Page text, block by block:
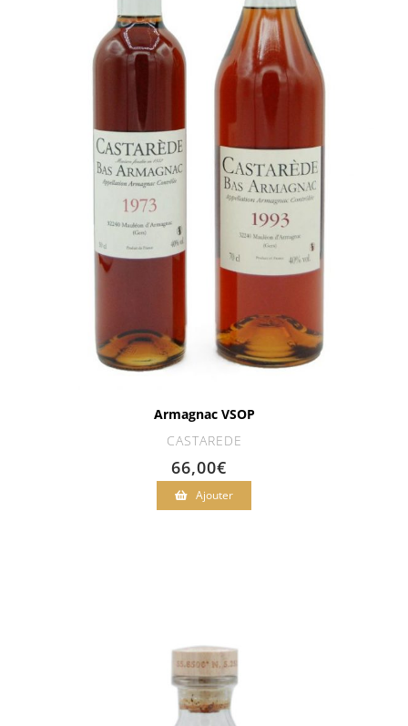
Armagnac VSOP
CASTAREDE
66,00€
Ajouter